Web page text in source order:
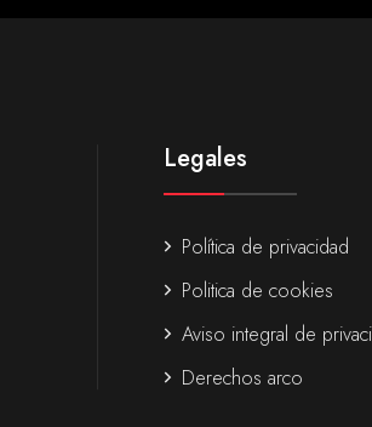
Legales
Política de privacidad
Politica de cookies
Aviso integral de
Derechos arco